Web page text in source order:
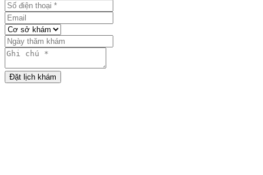
Đặt lịch khám